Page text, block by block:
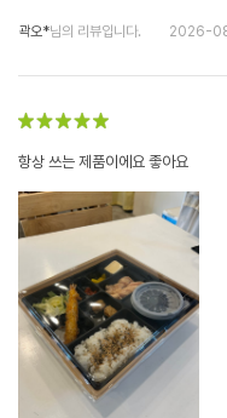
곽오*님의 리뷰입니다. 2026-
항상 쓰는 제품이에요 좋아요